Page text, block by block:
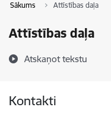
Sākums Attīstības daļa
Attīstības daļa
Atskaņot tekstu
Kontakti